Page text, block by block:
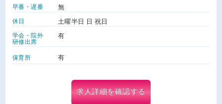
早番・遅番 無
休日 土曜半日 日 祝日
学会・院外
研修出席
有
保育所 有
求人詳細を確認する